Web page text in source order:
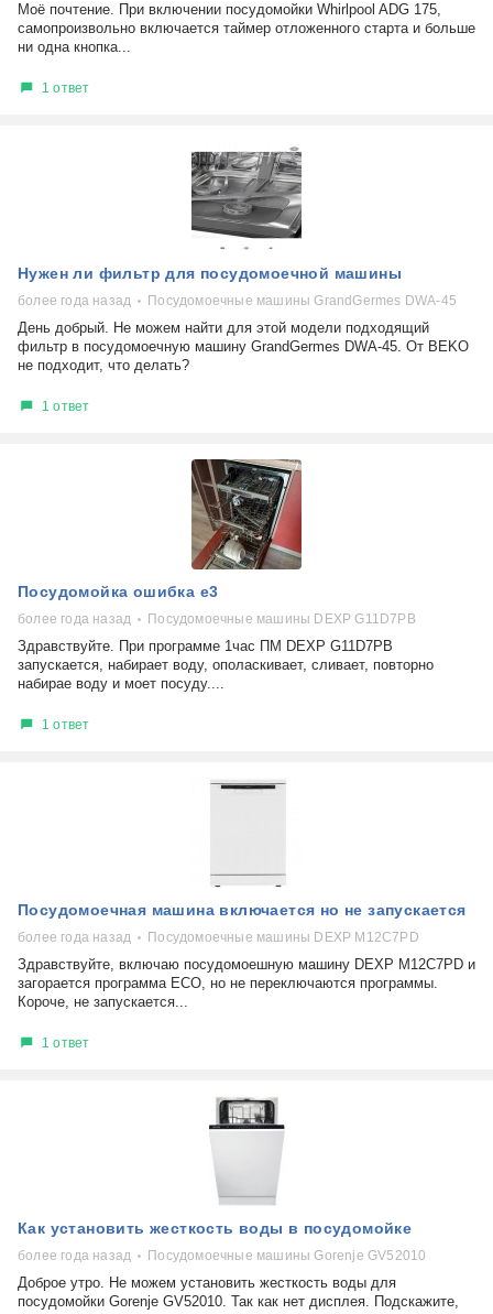
Моё почтение. При включении посудомойки Whirlpool ADG 175,
самопроизвольно включается таймер отложенного старта и больше
ни одна кнопка...
1 ответ
Нужен ли фильтр для посудомоечной машины
более года назад Посудомоечные машины GrandGermes DWA-45
День добрый. Не можем найти для этой модели подходящий
фильтр в посудомоечную машину GrandGermes DWA-45. От BEKO
не подходит, что делать?
1 ответ
Посудомойка ошибка е3
более года назад Посудомоечные машины DEXP G11D7PB
Здравствуйте. При программе 1час ПМ DEXP G11D7PB
запускается, набирает воду, ополаскивает, сливает, повторно
набирае воду и моет посуду....
1 ответ
Посудомоечная машина включается но не запускается
более года назад Посудомоечные машины DEXP M12C7PD
Здравствуйте, включаю посудомоешную машину DEXP M12C7PD и
загорается программа ECO, но не переключаются программы.
Короче, не запускается...
1 ответ
Как установить жесткость воды в посудомойке
более года назад Посудомоечные машины Gorenje GV52010
Доброе утро. Не можем установить жесткость воды для
посудомойки Gorenje GV52010. Так как нет дисплея. Подскажите,